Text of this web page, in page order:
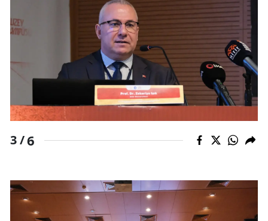
Zonguldak
Aksaray
Bayburt
Karaman
Batman
Bartın
Ardahan
3 /6